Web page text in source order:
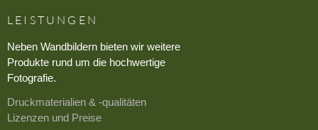
LEISTUNGEN
Neben Wandbildern bieten wir weitere
Produkte rund um die hochwertige
Fotografie.
Druckmaterialien & -qualitäten
Lizenzen und Preise